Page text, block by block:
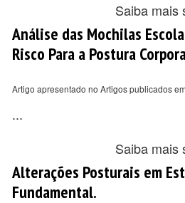
Saiba mais
Análise das Mochilas
Risco Para a Postura
Artigo apresentado no Artigos publicados
...
Saiba mais
Alterações Posturais em
Fundamental.